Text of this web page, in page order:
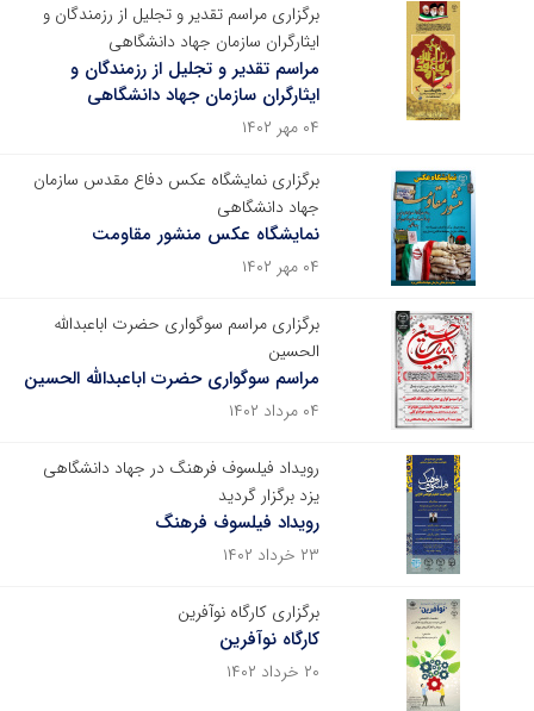
برگزاری مراسم تقدیر و تجلیل از رزمندگان و
ایثارگران سازمان جهاد دانشگاهی
مراسم تقدیر و تجلیل از رزمندگان و
ایثارگران سازمان جهاد دانشگاهی
۰۴ مهر ۱۴۰۲
برگزاری نمایشگاه عکس دفاع مقدس سازمان
جهاد دانشگاهی
نمایشگاه عکس منشور مقاومت
۰۴ مهر ۱۴۰۲
برگزاری مراسم سوگواری حضرت اباعبدالله
الحسین
مراسم سوگواری حضرت اباعبدالله الحسین
۰۴ مرداد ۱۴۰۲
رویداد فیلسوف فرهنگ در جهاد دانشگاهی
یزد برگزار گردید
رویداد فیلسوف فرهنگ
۲۳ خرداد ۱۴۰۲
برگزاری کارگاه نوآفرین
کارگاه نوآفرین
۲۰ خرداد ۱۴۰۲